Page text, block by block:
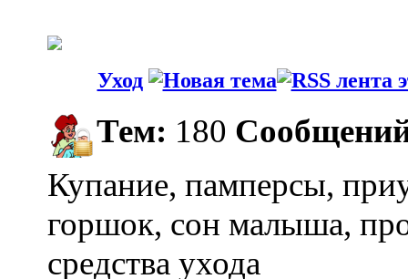
Уход
Тем: 180
Купание, памперсы,
горшок, сон малыша,
средства ухода